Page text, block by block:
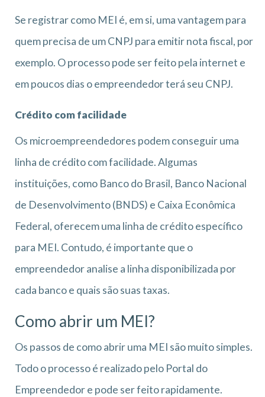
Se registrar como MEI é, em si, uma vantagem para
quem precisa de um CNPJ para emitir nota fiscal, por
exemplo. O processo pode ser feito pela internet e
em poucos dias o empreendedor terá seu CNPJ.
Crédito com facilidade
Os microempreendedores podem conseguir uma
linha de crédito com facilidade. Algumas
instituições, como Banco do Brasil, Banco Nacional
de Desenvolvimento (BNDS) e Caixa Econômica
Federal, oferecem uma linha de crédito específico
para MEI. Contudo, é importante que o
empreendedor analise a linha disponibilizada por
cada banco e quais são suas taxas.
Como abrir um MEI?
Os passos de como abrir uma MEI são muito simples.
Todo o processo é realizado pelo Portal do
Empreendedor e pode ser feito rapidamente.